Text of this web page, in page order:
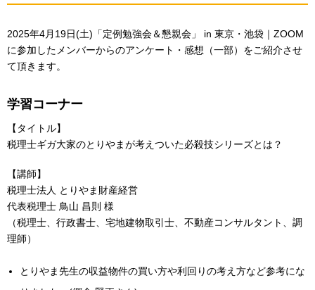
2025年4月19日(土)「定例勉強会＆懇親会」 in 東京・池袋｜ZOOM
に参加したメンバーからのアンケート・感想（一部）をご紹介させ
て頂きます。
学習コーナー
【タイトル】
税理士ギガ大家のとりやまが考えついた必殺技シリーズとは？
【講師】
税理士法人 とりやま財産経営
代表税理士 鳥山 昌則 様
（税理士、行政書士、宅地建物取引士、不動産コンサルタント、調
理師）
とりやま先生の収益物件の買い方や利回りの考え方など参考にな